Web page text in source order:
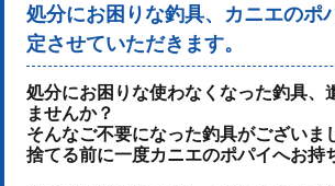
処分にお困りな釣具、カニエのポ
定させていただきます。
処分にお困りな使わなくなった釣具、
ませんか？
そんなご不要になった釣具がございま
捨てる前に一度カニエのポパイへお持